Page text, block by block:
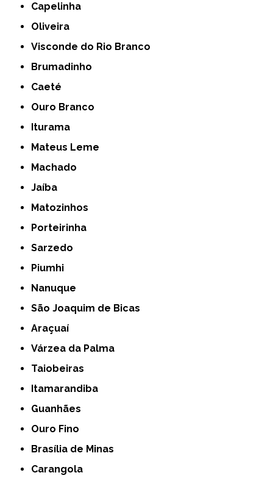
Capelinha
Oliveira
Visconde do Rio Branco
Brumadinho
Caeté
Ouro Branco
Iturama
Mateus Leme
Machado
Jaíba
Matozinhos
Porteirinha
Sarzedo
Piumhi
Nanuque
São Joaquim de Bicas
Araçuaí
Várzea da Palma
Taiobeiras
Itamarandiba
Guanhães
Ouro Fino
Brasília de Minas
Carangola